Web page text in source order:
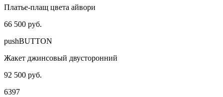
Платье-плащ цвета айвори
66 500 руб.
pushBUTTON
Жакет джинсовый двусторонний
92 500 руб.
6397